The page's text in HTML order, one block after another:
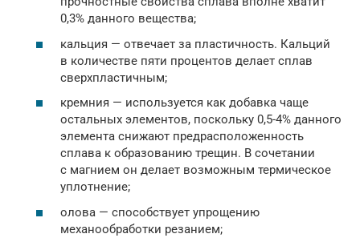
0,3% данного вещества;
кальция — отвечает за пластичность. Кальций
в количестве пяти процентов делает сплав
сверхпластичным;
кремния — используется как добавка чаще
остальных элементов, поскольку 0,5-4% данного
элемента снижают предрасположенность
сплава к образованию трещин. В сочетании
с магнием он делает возможным термическое
уплотнение;
олова — способствует упрощению
механообработки резанием;